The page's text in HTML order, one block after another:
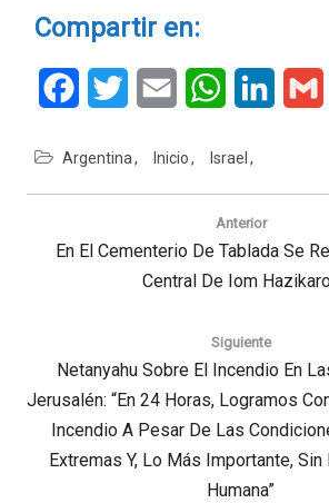
Compartir en:
FacebookTwitter Email WhatsApp
Argentina Inicio Israel
Navegación
entradas
Anterior
Previous
En El Cementerio De Tablada Se
Central De Iom
Siguiente
Next
Post:
Netanyahu Sobre El Incendio En
Jerusalén: “En 24 Horas, Logramos
Incendio A Pesar De Las
Extremas Y, Lo Más Importante, Sin
Humana”